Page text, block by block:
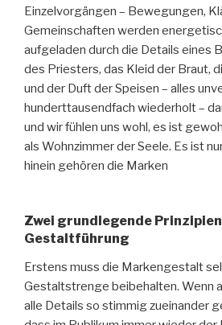
Einzelvorgängen – Bewegungen,
Gemeinschaften werden
aufgeladen durch die Details eines
des Priesters, das Kleid der Braut,
und der Duft der Speisen – alles
hunderttausendfach wiederholt –
und wir fühlen uns wohl, es ist
als Wohnzimmer der Seele. Es ist
hinein gehören die Marken
Zwei grundlegende
Gestaltführung
Erstens muss die Markengestalt
Gestaltstrenge beibehalten. Wenn
alle Details so stimmig zueinander